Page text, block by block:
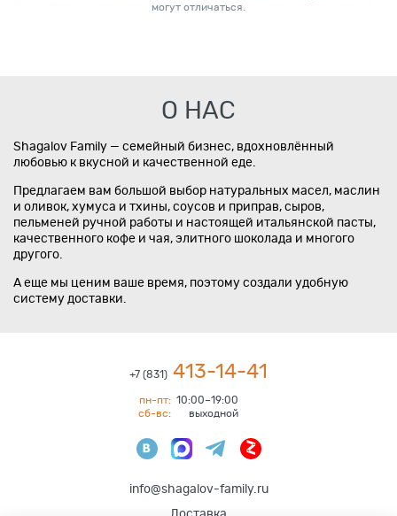
могут отличаться.
О НАС
Shagalov Family — семейный бизнес, вдохновлённый
любовью к вкусной и качественной еде.
Предлагаем вам большой выбор натуральных масел, маслин
и оливок, хумуса и тхины, соусов и приправ, сыров,
пельменей ручной работы и настоящей итальянской пасты,
качественного кофе и чая, элитного шоколада и многого
другого.
А еще мы ценим ваше время, поэтому создали удобную
систему доставки.
+7 (831) 413-14-41
пн-пт: 10:00–19:00
сб-вс:
выходной
info@shagalov-family.ru